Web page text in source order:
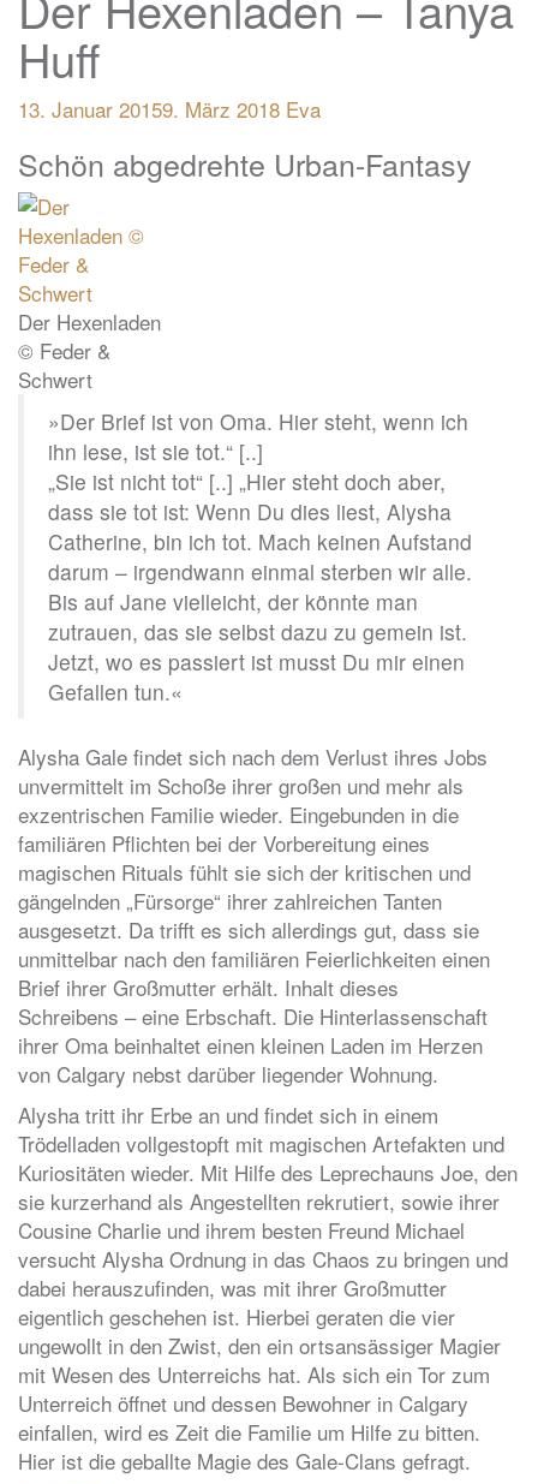
Huff
13. Januar 20159. März 2018 Eva
Schön abgedrehte Urban-Fantasy
Der Hexenladen
© Feder &
Schwert
»Der Brief ist von Oma. Hier steht, wenn ich
ihn lese, ist sie tot.“ [..]
„Sie ist nicht tot“ [..] „Hier steht doch aber,
dass sie tot ist: Wenn Du dies liest, Alysha
Catherine, bin ich tot. Mach keinen Aufstand
darum – irgendwann einmal sterben wir alle.
Bis auf Jane vielleicht, der könnte man
zutrauen, das sie selbst dazu zu gemein ist.
Jetzt, wo es passiert ist musst Du mir einen
Gefallen tun.«
Alysha Gale findet sich nach dem Verlust ihres Jobs
unvermittelt im Schoße ihrer großen und mehr als
exzentrischen Familie wieder. Eingebunden in die
familiären Pflichten bei der Vorbereitung eines
magischen Rituals fühlt sie sich der kritischen und
gängelnden „Fürsorge“ ihrer zahlreichen Tanten
ausgesetzt. Da trifft es sich allerdings gut, dass sie
unmittelbar nach den familiären Feierlichkeiten einen
Brief ihrer Großmutter erhält. Inhalt dieses
Schreibens – eine Erbschaft. Die Hinterlassenschaft
ihrer Oma beinhaltet einen kleinen Laden im Herzen
von Calgary nebst darüber liegender Wohnung.
Alysha tritt ihr Erbe an und findet sich in einem
Trödelladen vollgestopft mit magischen Artefakten und
Kuriositäten wieder. Mit Hilfe des Leprechauns Joe, den
sie kurzerhand als Angestellten rekrutiert, sowie ihrer
Cousine Charlie und ihrem besten Freund Michael
versucht Alysha Ordnung in das Chaos zu bringen und
dabei herauszufinden, was mit ihrer Großmutter
eigentlich geschehen ist. Hierbei geraten die vier
ungewollt in den Zwist, den ein ortsansässiger Magier
mit Wesen des Unterreichs hat. Als sich ein Tor zum
Unterreich öffnet und dessen Bewohner in Calgary
einfallen, wird es Zeit die Familie um Hilfe zu bitten.
Hier ist die geballte Magie des Gale-Clans gefragt.